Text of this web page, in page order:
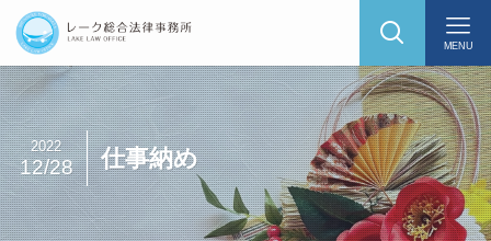
MENU
仕事納め
2022
12/28